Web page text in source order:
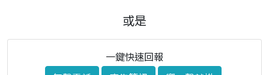
或是
一鍵快速回報